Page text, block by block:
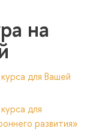
на
для Вашей
для
развития»